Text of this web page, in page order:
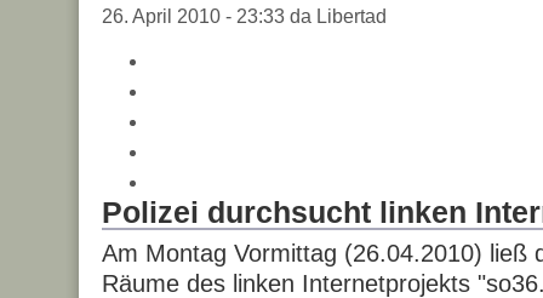
26. April 2010 - 23:33 da Libertad
Polizei durchsucht linken
Am Montag Vormittag (26.04.2010) ließ
Räume des linken Internetprojekts